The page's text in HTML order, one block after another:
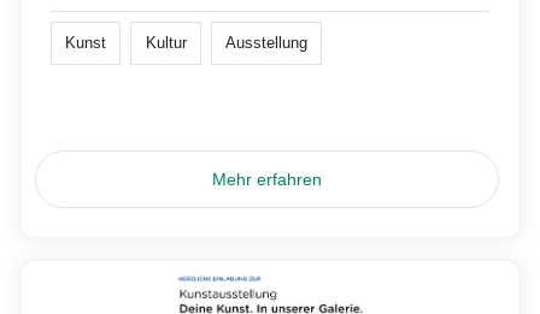
Kunst Kultur Ausstellung
Mehr erfahren